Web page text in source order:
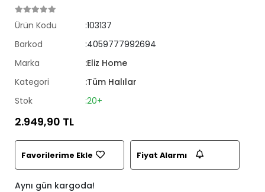
Ürün Kodu
:103137
Barkod
:4059777992694
Marka
:Eliz Home
Kategori
:Tüm Halılar
Stok
:20+
2.949,90 TL
Favorilerime Ekle Fiyat Alarmı
Aynı gün kargoda!